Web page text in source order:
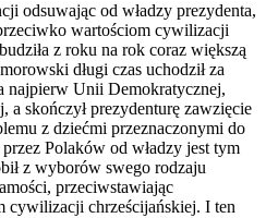
odsuwając od władzy prezydenta,
wartościom cywilizacji
z roku na rok coraz większą
długi czas uchodził za
najpierw Unii Demokratycznej,
skończył prezydenturę zawzięcie
z dziećmi przeznaczonymi do
Polaków od władzy jest tym
z wyborów swego rodzaju
przeciwstawiając
cywilizacji chrześcijańskiej. I ten